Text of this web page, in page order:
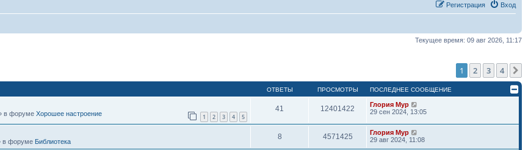
Вход
Регистрация
Текущее время: 09 авг 2026, 11:17
1 2 3 4
ОТВЕТЫ ПРОСМОТРЫ ПОСЛЕДНЕЕ СООБЩЕНИЕ
1 2 3 4 5
в форумеХорошее настроение
41 12401422
Глория Мур
29 сен 2024, 13:05
в форуме Библиотека
8 4571425
Глория Мур
29 авг 2024, 11:08